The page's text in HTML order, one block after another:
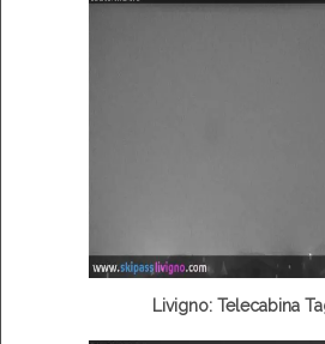
Livigno: Telecabina